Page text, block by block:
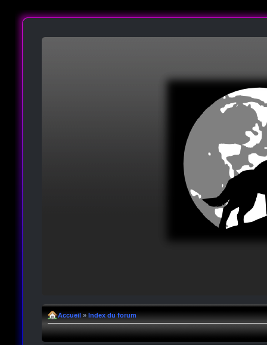
Accueil » Index du forum